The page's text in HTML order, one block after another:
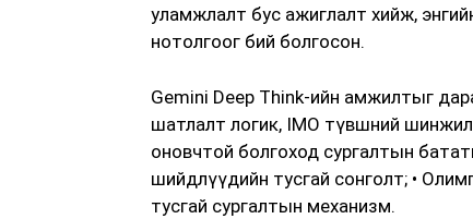
уламжлалт бус ажиглалт хийж,
нотолгоог бий болгосон.
Gemini Deep Think-ийн амжилтыг
шатлалт логик, IMO түвшний
оновчтой болгоход сургалтын
шийдлүүдийн тусгай сонголт; •
тусгай сургалтын механизм.